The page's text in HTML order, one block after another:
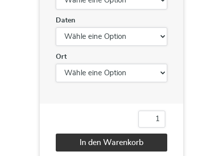
Daten
Ort
Microsoft
Fundamentals
In den Warenkorb